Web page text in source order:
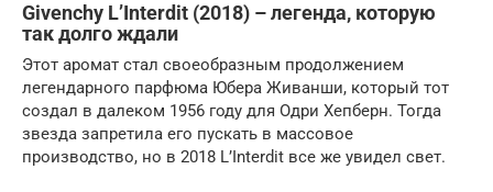
Givenchy L’Interdit (2018) – легенда, которую
так долго ждали
Этот аромат стал своеобразным продолжением
легендарного парфюма Юбера Живанши, который тот
создал в далеком 1956 году для Одри Хепберн. Тогда
звезда запретила его пускать в массовое
производство, но в 2018 L’Interdit все же увидел свет.